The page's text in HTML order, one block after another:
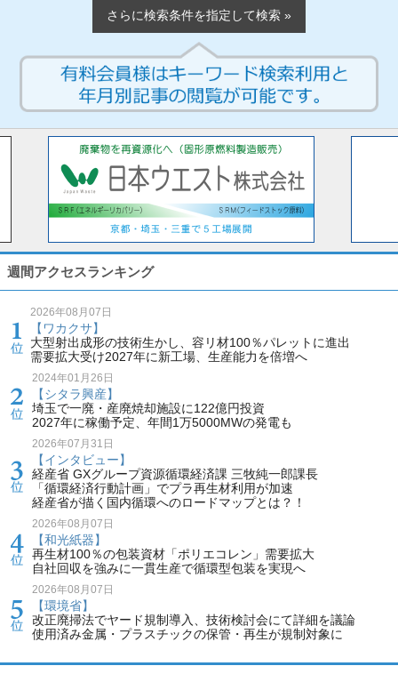
さらに検索条件を指定して検索 »
週間アクセスランキング
2026年08月07日
【ワカクサ】
大型射出成形の技術生かし、容リ材100％パレットに進出
需要拡大受け2027年に新工場、生産能力を倍増へ
2024年01月26日
【シタラ興産】
埼玉で一廃・産廃焼却施設に122億円投資
2027年に稼働予定、年間1万5000MWの発電も
2026年07月31日
【インタビュー】
経産省 GXグループ資源循環経済課 三牧純一郎課長
「循環経済行動計画」でプラ再生材利用が加速
経産省が描く国内循環へのロードマップとは？！
2026年08月07日
【和光紙器】
再生材100％の包装資材「ポリエコレン」需要拡大
自社回収を強みに一貫生産で循環型包装を実現へ
2026年08月07日
【環境省】
改正廃掃法でヤード規制導入、技術検討会にて詳細を議論
使用済み金属・プラスチックの保管・再生が規制対象に